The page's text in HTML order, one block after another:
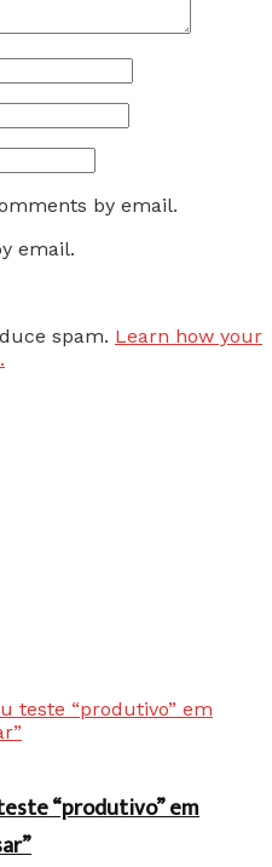
by email.
email.
spam. Learn how your
“produtivo” em